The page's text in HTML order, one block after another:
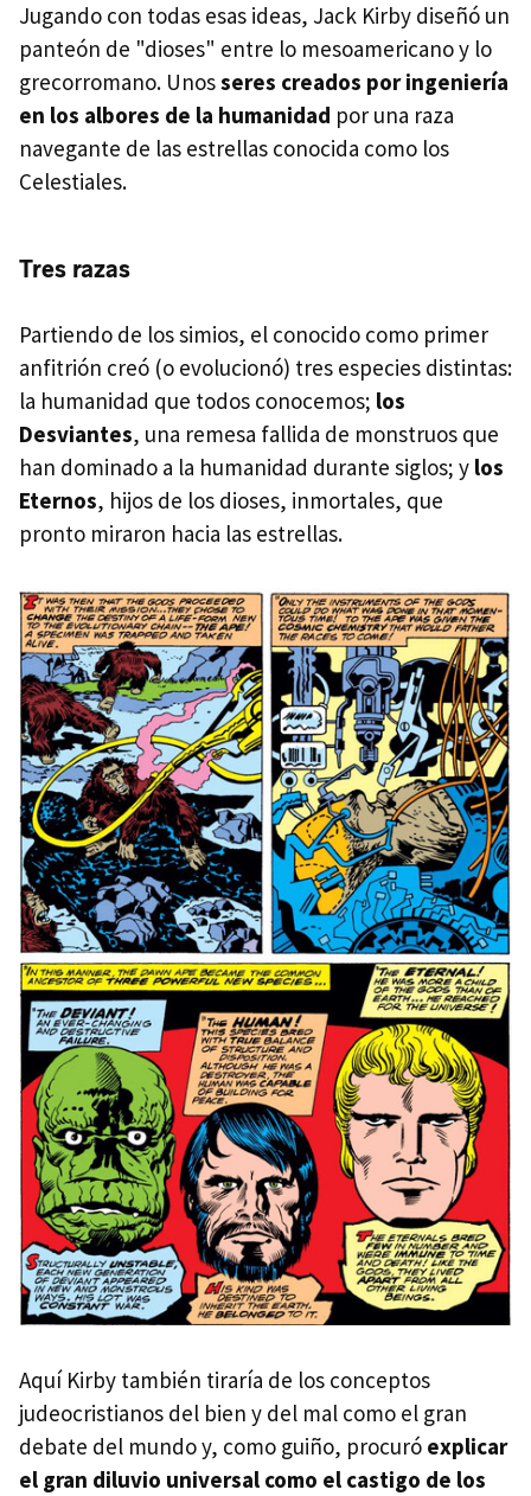
Jugando con todas esas ideas, Jack Kirby diseñó un
panteón de "dioses" entre lo mesoamericano y lo
grecorromano. Unosseres creados por ingeniería
en los albores de la humanidad por una raza
navegante de las estrellas conocida como los
Celestiales.
Tres razas
Partiendo de los simios, el conocido como primer
anfitrión creó (o evolucionó) tres especies distintas:
la humanidad que todos conocemos; los
Desviantes, una remesa fallida de monstruos que
han dominado a la humanidad durante siglos; y los
Eternos, hijos de los dioses, inmortales, que
pronto miraron hacia las estrellas.
Aquí Kirby también tiraría de los conceptos
judeocristianos del bien y del mal como el gran
debate del mundo y, como guiño, procuró explicar
el gran diluvio universal como el castigo de los